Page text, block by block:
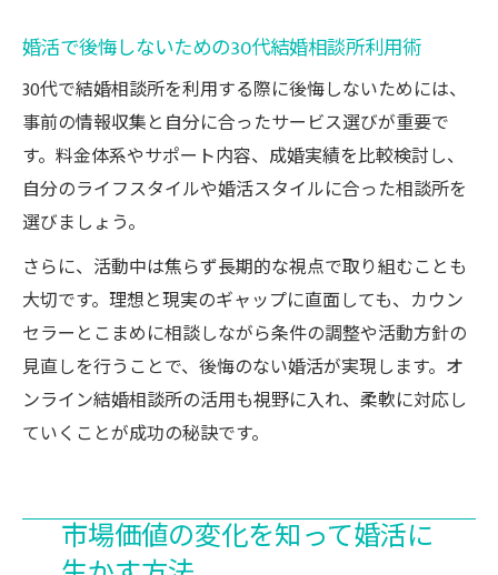
婚活で後悔しないための30代結婚相談所利用術
30代で結婚相談所を利用する際に後悔しないためには、
事前の情報収集と自分に合ったサービス選びが重要で
す。料金体系やサポート内容、成婚実績を比較検討し、
自分のライフスタイルや婚活スタイルに合った相談所を
選びましょう。
さらに、活動中は焦らず長期的な視点で取り組むことも
大切です。理想と現実のギャップに直面しても、カウン
セラーとこまめに相談しながら条件の調整や活動方針の
見直しを行うことで、後悔のない婚活が実現します。オ
ンライン結婚相談所の活用も視野に入れ、柔軟に対応し
ていくことが成功の秘訣です。
市場価値の変化を知って婚活に